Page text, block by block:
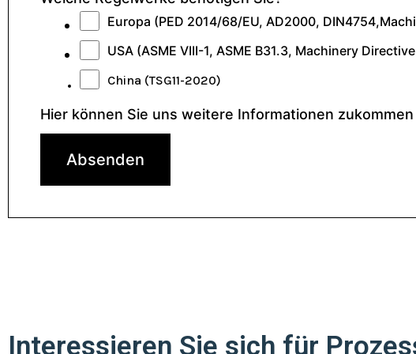
Europa (PED 2014/68/EU, AD2000,
USA (ASME VIII-1, ASME B31.3, Machinery
China (TSG11-2020)
Hier können Sie uns weitere Informationen zukommen
Absenden
Interessieren Sie sich für